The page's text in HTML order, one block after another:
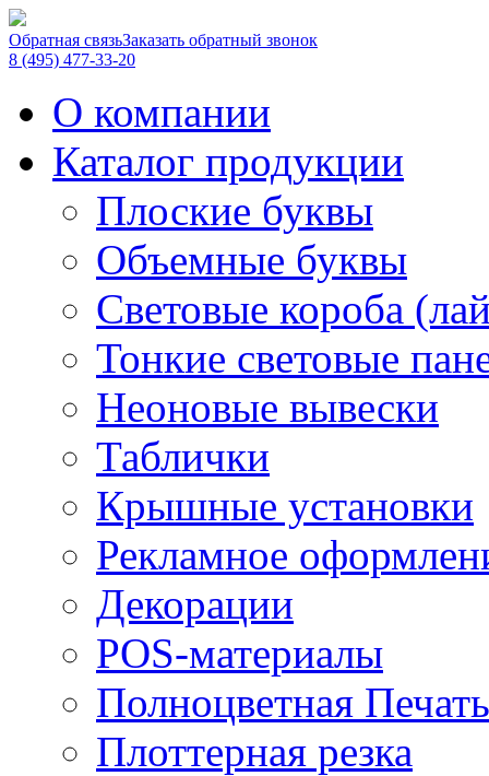
Обратная связьЗаказать обратный звонок
8 (495) 477-33-20
О компании
Каталог продукции
Плоские буквы
Объемные буквы
Световые короба
Тонкие световые
Неоновые вывески
Таблички
Крышные установки
Рекламное
Декорации
POS-материалы
Полноцветная Печать
Плоттерная резка